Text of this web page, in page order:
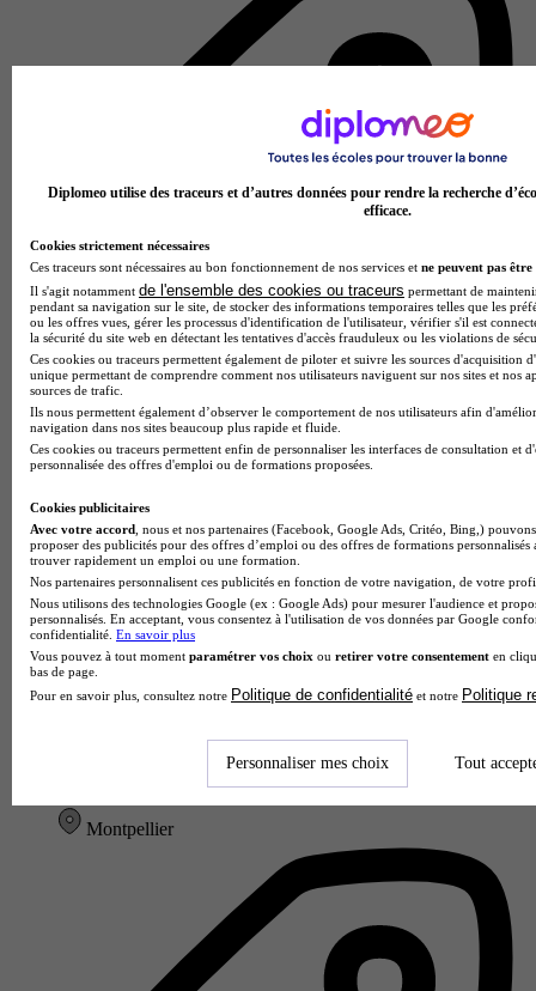
Lycée GT
Voir l’établissement
Montpellier
Diplomeo utilise des traceurs et d’autres données pour rendre la recherche
efficace.
Cookies strictement nécessaires
Ces traceurs sont nécessaires au bon fonctionnement de nos services et ne peuvent pas être
Il s'agit notamment de l'ensemble des cookies ou traceurs permettant de
pendant sa navigation sur le site, de stocker des informations temporaires telles que les
ou les offres vues, gérer les processus d'identification de l'utilisateur, vérifier s'il est
la sécurité du site web en détectant les tentatives d'accès frauduleux ou les violations de
Ces cookies ou traceurs permettent également de piloter et suivre les sources d'acquisition
unique permettant de comprendre comment nos utilisateurs naviguent sur nos sites et nos
sources de trafic.
Ils nous permettent également d’observer le comportement de nos utilisateurs afin
navigation dans nos sites beaucoup plus rapide et fluide.
Ces cookies ou traceurs permettent enfin de personnaliser les interfaces de consultation et
personnalisée des offres d'emploi ou de formations proposées.
Cookies publicitaires
Avec votre accord , nous et nos partenaires (Facebook, Google Ads, Critéo, Bing,)
proposer des publicités pour des offres d’emploi ou des offres de formations
trouver rapidement un emploi ou une formation.
Nos partenaires personnalisent ces publicités en fonction de votre navigation, de votre
Nous utilisons des technologies Google (ex : Google Ads) pour mesurer l'audience et
personnalisés. En acceptant, vous consentez à l'utilisation de vos données par Google
confidentialité. En savoir plus
Vous pouvez à tout moment paramétrer vos choix ou retirer votre consentement en
bas de page.
Pour en savoir plus, consultez notre Politique de confidentialité et notre Politique
Personnaliser mes choix Tout